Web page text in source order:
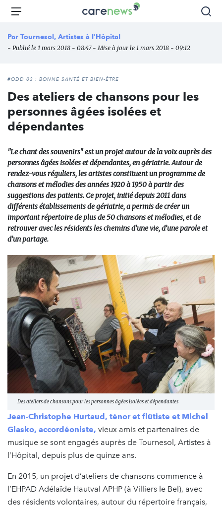
Aller
principal
Carenews,
média
des
l'engagement
Menu
Par Tournesol, Artistes à l'Hôpital
- Publié le 1 mars 2018 - 08:47 - Mise à jour le 1 mars 2018 - 09:12
#ODD 03 : BONNE SANTÉ ET BIEN-ÊTRE
Des ateliers de chansons pour les
personnes âgées isolées et
dépendantes
"Le chant des souvenirs" est un projet autour de la voix auprès des
personnes âgées isolées et dépendantes, en gériatrie. Autour de
rendez-vous réguliers, les artistes constituent un programme de
chansons et mélodies des années 1920 à 1950 à partir des
suggestions des patients. Ce projet, initié depuis 2011 dans
différents établissements de gériatrie, a permis de créer un
important répertoire de plus de 50 chansons et mélodies, et de
retrouver avec les résidents les chemins d’une vie, d’une parole et
d’un partage.
Des ateliers de chansons pour les personnes âgées isolées et dépendantes
Jean-Christophe Hurtaud, ténor et flûtiste et Michel
Glasko, accordéoniste, vieux amis et partenaires de
musique se sont engagés auprès de Tournesol, Artistes à
l’Hôpital, depuis plus de quinze ans.
En 2015, un projet d’ateliers de chansons commence à
l’EHPAD Adélaïde Hautval APHP (à Villiers le Bel), avec
des résidents volontaires, autour du répertoire français,